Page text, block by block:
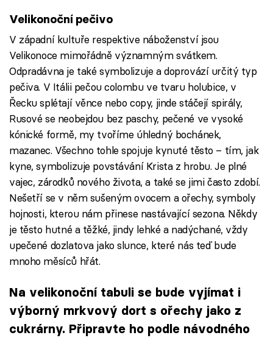
Velikonoční pečivo
V západní kultuře respektive náboženství jsou
Velikonoce mimořádně významným svátkem.
Odpradávna je také symbolizuje a doprovází určitý typ
pečiva. V Itálii pečou colombu ve tvaru holubice, v
Řecku splétají věnce nebo copy, jinde stáčejí spirály,
Rusové se neobejdou bez paschy, pečené ve vysoké
kónické formě, my tvoříme úhledný bochánek,
mazanec. Všechno tohle spojuje kynuté těsto – tím, jak
kyne, symbolizuje povstávání Krista z hrobu. Je plné
vajec, zárodků nového života, a také se jimi často zdobí.
Nešetří se v něm sušeným ovocem a ořechy, symboly
hojnosti, kterou nám přinese nastávající sezona. Někdy
je těsto hutné a těžké, jindy lehké a nadýchané, vždy
upečené dozlatova jako slunce, které nás teď bude
mnoho měsíců hřát.
Na velikonoční tabuli se bude vyjímat i
výborný mrkvový dort s ořechy jako z
cukrárny. Připravte ho podle návodného